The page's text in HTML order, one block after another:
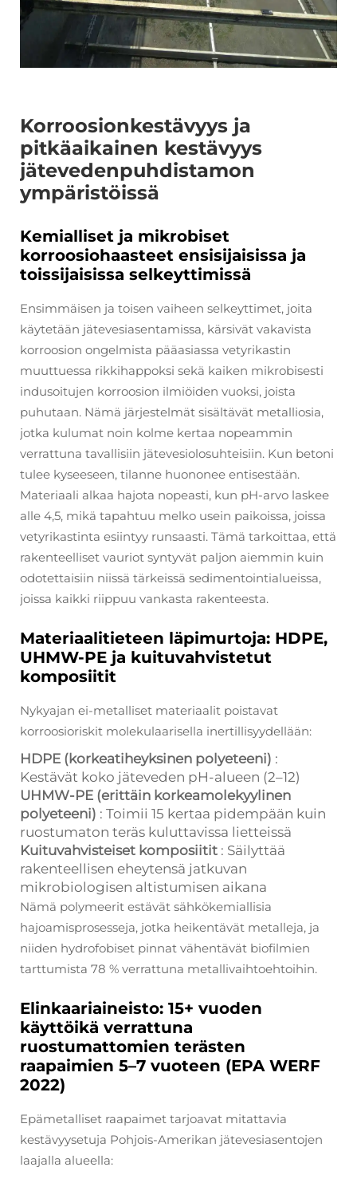
Korroosionkestävyys ja
pitkäaikainen kestävyys
jätevedenpuhdistamon
ympäristöissä
Kemialliset ja mikrobiset
korroosiohaasteet ensisijaisissa ja
toissijaisissa selkeyttimissä
Ensimmäisen ja toisen vaiheen selkeyttimet, joita
käytetään jätevesiasentamissa, kärsivät vakavista
korroosion ongelmista pääasiassa vetyrikastin
muuttuessa rikkihappoksi sekä kaiken mikrobisesti
indusoitujen korroosion ilmiöiden vuoksi, joista
puhutaan. Nämä järjestelmät sisältävät metalliosia,
jotka kulumat noin kolme kertaa nopeammin
verrattuna tavallisiin jätevesiolosuhteisiin. Kun betoni
tulee kyseeseen, tilanne huononee entisestään.
Materiaali alkaa hajota nopeasti, kun pH-arvo laskee
alle 4,5, mikä tapahtuu melko usein paikoissa, joissa
vetyrikastinta esiintyy runsaasti. Tämä tarkoittaa, että
rakenteelliset vauriot syntyvät paljon aiemmin kuin
odotettaisiin niissä tärkeissä sedimentointialueissa,
joissa kaikki riippuu vankasta rakenteesta.
Materiaalitieteen läpimurtoja: HDPE,
UHMW-PE ja kuituvahvistetut
komposiitit
Nykyajan ei-metalliset materiaalit poistavat
korroosioriskit molekulaarisella inertillisyydellään:
HDPE (korkeatiheyksinen polyeteeni) :
Kestävät koko jäteveden pH-alueen (2–12)
UHMW-PE (erittäin korkeamolekyylinen
polyeteeni) : Toimii 15 kertaa pidempään kuin
ruostumaton teräs kuluttavissa lietteissä
Kuituvahvisteiset komposiitit : Säilyttää
rakenteellisen eheytensä jatkuvan
mikrobiologisen altistumisen aikana
Nämä polymeerit estävät sähkökemiallisia
hajoamisprosesseja, jotka heikentävät metalleja, ja
niiden hydrofobiset pinnat vähentävät biofilmien
tarttumista 78 % verrattuna metallivaihtoehtoihin.
Elinkaariaineisto: 15+ vuoden
käyttöikä verrattuna
ruostumattomien terästen
raapaimien 5–7 vuoteen (EPA WERF
2022)
Epämetalliset raapaimet tarjoavat mitattavia
kestävyysetuja Pohjois-Amerikan jätevesiasentojen
laajalla alueella: